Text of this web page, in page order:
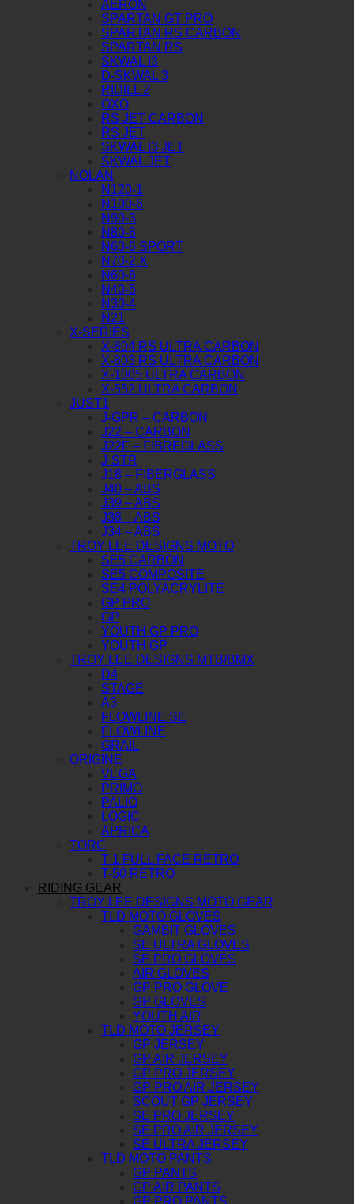
AERON
SPARTAN GT PRO
SPARTAN RS CARBON
SPARTAN RS
SKWAL I3
D-SKWAL 3
RIDILL 2
OXO
RS JET CARBON
RS JET
SKWAL I3 JET
SKWAL JET
NOLAN
N120-1
N100-6
N90-3
N80-8
N60-6 SPORT
N70-2 X
N60-6
N40-5
N30-4
N21
X-SERIES
X-804 RS ULTRA CARBON
X-803 RS ULTRA CARBON
X-1005 ULTRA CARBON
X-552 ULTRA CARBON
JUST1
J-GPR – CARBON
J22 – CARBON
J22F – FIBREGLASS
J-STR
J18 – FIBERGLASS
J40 – ABS
J39 – ABS
J38 – ABS
J34 – ABS
TROY LEE DESIGNS MOTO
SE5 CARBON
SE5 COMPOSITE
SE4 POLYACRYLITE
GP PRO
GP
YOUTH GP PRO
YOUTH GP
TROY LEE DESIGNS MTB/BMX
D4
STAGE
A3
FLOWLINE SE
FLOWLINE
GRAIL
ORIGINE
VEGA
PRIMO
PALIO
LOGIC
APRICA
TORC
T-1 FULL FACE RETRO
T-50 RETRO
RIDING GEAR
TROY LEE DESIGNS MOTO GEAR
TLD MOTO GLOVES
GAMBIT GLOVES
SE ULTRA GLOVES
SE PRO GLOVES
AIR GLOVES
GP PRO GLOVE
GP GLOVES
YOUTH AIR
TLD MOTO JERSEY
GP JERSEY
GP AIR JERSEY
GP PRO JERSEY
GP PRO AIR JERSEY
SCOUT GP JERSEY
SE PRO JERSEY
SE PRO AIR JERSEY
SE ULTRA JERSEY
TLD MOTO PANTS
GP PANTS
GP AIR PANTS
GP PRO PANTS